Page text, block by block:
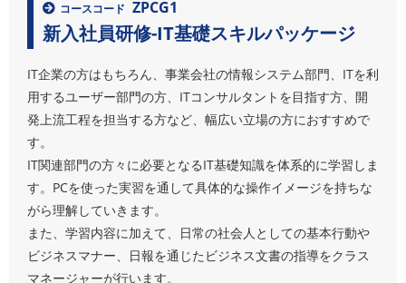
コースコード ZPCG1
新入社員研修-IT基礎スキルパッケージ
IT企業の方はもちろん、事業会社の情報システム部門、ITを利
用するユーザー部門の方、ITコンサルタントを目指す方、開
発上流工程を担当する方など、幅広い立場の方におすすめで
す。
IT関連部門の方々に必要となるIT基礎知識を体系的に学習しま
す。PCを使った実習を通して具体的な操作イメージを持ちな
がら理解していきます。
また、学習内容に加えて、日常の社会人としての基本行動や
ビジネスマナー、日報を通じたビジネス文書の指導をクラス
マネージャーが行います。